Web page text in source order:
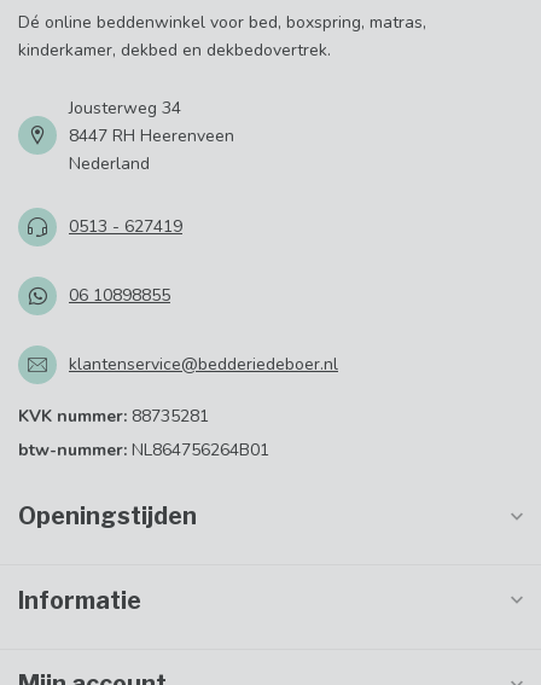
Dé online beddenwinkel voor bed, boxspring, matras,
kinderkamer, dekbed en dekbedovertrek.
Jousterweg 34
8447 RH Heerenveen
Nederland
0513 - 627419
06 10898855
klantenservice@bedderiedeboer.nl
KVK nummer: 88735281
btw-nummer: NL864756264B01
Openingstijden
Informatie